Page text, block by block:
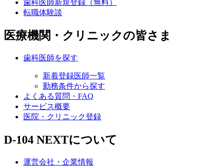
歯科医師新規登録（無料）
転職体験談
医療機関・クリニックの皆さま
歯科医師を探す
新着登録医師一覧
勤務条件から探す
よくある質問・FAQ
サービス概要
医院・クリニック登録
D-104 NEXTについて
運営会社・企業情報